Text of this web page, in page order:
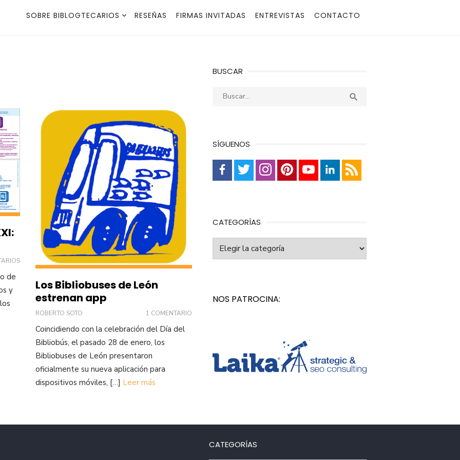
SOBRE BIBLOGTECARIOS RESEÑAS FIRMAS INVITADAS ENTREVISTAS CONTACTO
de
y
Los Bibliobuses de León
estrenan app
ROBERTO SOTO 1 COMENTARIO
Coincidiendo con la celebración del Día del
Bibliobús, el pasado 28 de enero, los
Bibliobuses de León presentaron
oficialmente su nueva aplicación para
dispositivos móviles, […] Leer más
BUSCAR
Buscar: 
SÍGUENOS
CATEGORÍAS
NOS PATROCINA:
CATEGORÍAS